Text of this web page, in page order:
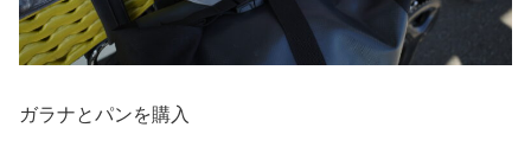
ガラナとパンを購入